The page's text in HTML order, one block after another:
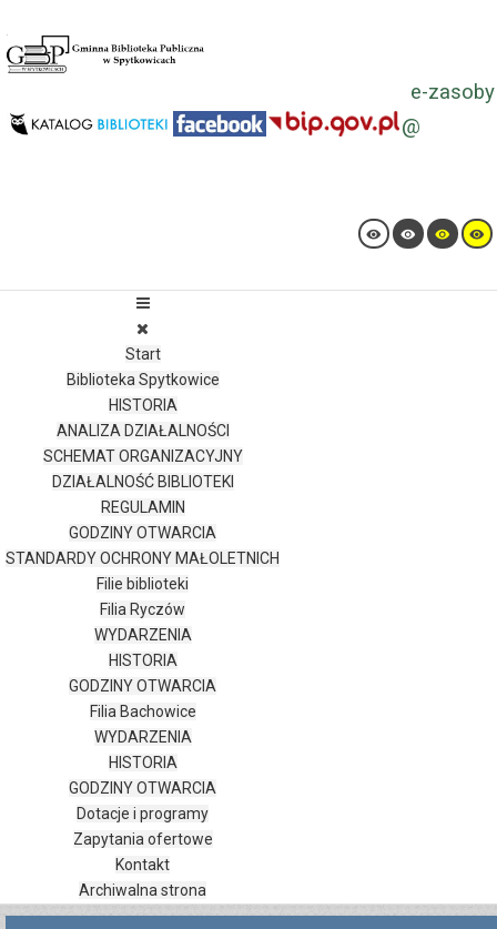
e-zasoby
@
Start
Biblioteka Spytkowice
HISTORIA
ANALIZA DZIAŁALNOŚCI
SCHEMAT ORGANIZACYJNY
DZIAŁALNOŚĆ BIBLIOTEKI
REGULAMIN
GODZINY OTWARCIA
STANDARDY OCHRONY MAŁOLETNICH
Filie biblioteki
Filia Ryczów
WYDARZENIA
HISTORIA
GODZINY OTWARCIA
Filia Bachowice
WYDARZENIA
HISTORIA
GODZINY OTWARCIA
Dotacje i programy
Zapytania ofertowe
Kontakt
Archiwalna strona